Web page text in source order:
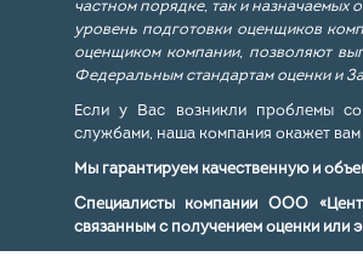
частном порядке, так и
уровень подготовки оценщиков
оценщиком компании, позволяют
Федеральным стандартам оценки и
Если у Вас возникли проблемы
службами, наша компания окажет
Мы гарантируем качественную и
Специалисты компании ООО
связанным с получением оценки или